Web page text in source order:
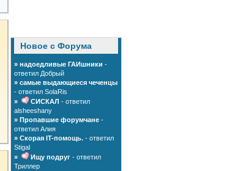
Новое с Форума
» надоедливые ГАИшники -
ответил Добрый
» самые выдающиеся чеченцы
- ответил SolaRis
»
СИСКАЛ - ответил
alsheeshany
» Пропавшие форумчане -
ответил Алия
» Скорая IT-помощь. - ответил
Stigal
»
Ищу подруг - ответил
Триллер